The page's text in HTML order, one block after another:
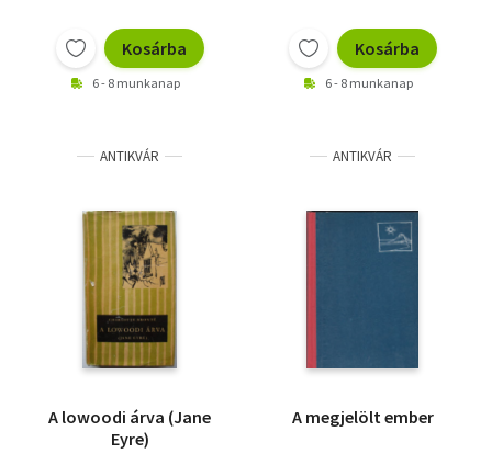
Társadalomtudomány
Történelem
Kosárba
6 - 8 munkanap
Kosárba
6 - 8 munkanap
ANTIKVÁR
A lowoodi árva (Jane
Eyre)
ANTIKVÁR
A megjelölt ember